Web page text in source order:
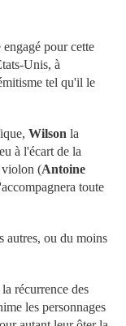
pour cette
Unis, à
tel qu'il le
Wilson la
à l'écart de la
violon (Antoine
toute
autres, ou du moins
récurrence des
les personnages